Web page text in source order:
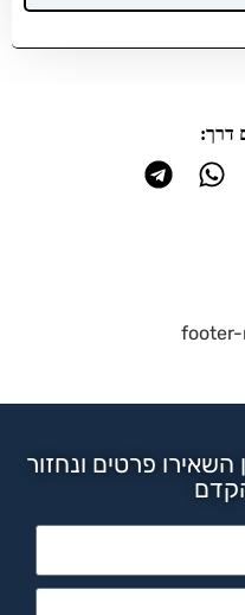
דרך:
פרטים ונחזור